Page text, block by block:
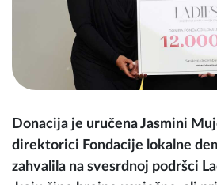
Donacija je uručena Jasmini
direktorici Fondacije lokalne
zahvalila na svesrdnoj podršci